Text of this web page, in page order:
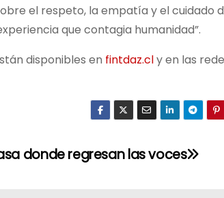
el respeto, la empatía y el cuidado
que contagia humanidad”.
disponibles en fintdaz.cly en las
donde regresan las voces